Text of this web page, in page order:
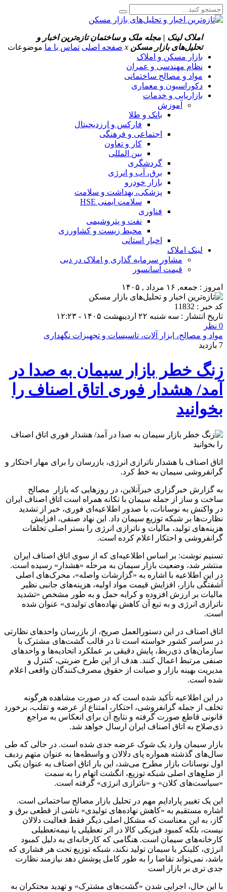
املاک لینک | مجله ملک و ساختمان تازه‌ترین اخبار و
تحلیل‌های بازار مسکن x صفحه اصلی تماس با ما موضوعات
بازار مسکن و املاک
نظام مهندسی و عمران
مواد و مصالح ساختمانی
دکوراسیون و معماری
بازاریابی و خدمات
آموزش
بانک و طلا
فارکس و ارزدیجیتال
اجتماعی و فرهنگی
کار و تعاون
بین المللی
گردشگری
برق، آب و انرژی
بازار خودرو
پزشکی، بهداشت و سلامت
سلامت ایمنی HSE
فناوری
نفت و پتروشیمی
محیط زیست و کشاورزی
اخبار استانی
لینک املاک
مشاور سرمایه گذاری و املاک در دبی
قیمت آسانسور
امروز : جمعه, ۱۶ مرداد , ۱۴۰۵
کد خبر : 11832
تاریخ انتشار : سه شنبه ۲۲ اردیبهشت ۱۴۰۵ - ۱۲:۲۳
0 نظر
مواد و مصالح، ابزار آلات، تاسیسات و تجهیزات نگهداری
7 بازدید
زنگ خطر بازار سیمان به صدا در
آمد/ هشدار فوری اتاق اصناف را
بخوانید
اتاق اصناف با هشدار ناترازی انرژی، بازرسان را برای مهار احتکار و
گرانفروشی سیمان به خط کرد.
به گزارش خبرگزاری خبرآنلاین، در روزهایی که بازار مصالح
ساخت و ساز از جمله سیمان با تکانه همراه است اتاق اصناف ایران
در واکنش به نوسانات، با صدور اطلاعیه‌ای فوری، خبر از تشدید
نظارت‌ها بر شبکه توزیع سیمان داد. این نهاد صنفی، افزایش
هزینه‌های تولید، مالیات و ناترازی انرژی را بستر اصلی تخلفات
گرانفروشی و احتکار اعلام کرده است.
تسنیم نوشت: بر اساس اطلاعیه‌ای که از سوی اتاق اصناف ایران
منتشر شد، وضعیت بازار سیمان به مرحله «هشدار» رسیده است.
در این اطلاعیه با اشاره به «گزارشات واصله»، محرک‌های اصلی
آشفتگی بازار، افزایش قیمت مواد اولیه، هزینه‌های جانبی نظیر
مالیات بر ارزش افزوده و کرایه حمل و به طور مشخص «تشدید
ناترازی انرژی و به تبع آن کاهش نهاده‌های تولیدی» عنوان شده
است.
اتاق اصناف در این دستورالعمل صریح، از بازرسان واحدهای نظارتی
در سراسر کشور خواسته است تا در قالب گشت‌های مشترک با
سازمان‌های ذی‌ربط، پایش دقیقی بر عملکرد اتحادیه‌ها و واحدهای
صنفی مرتبط اعمال کنند. هدف از این طرح ضربتی، کنترل و
مدیریت بهینه بازار و صیانت از حقوق مصرف‌کنندگان واقعی اعلام
شده است.
در این اطلاعیه تأکید شده است که در صورت مشاهده هرگونه
تخلف از جمله گرانفروشی، احتکار، امتناع از عرضه و تقلب، برخورد
قانونی قاطع صورت گرفته و نتایج آن برای انعکاس به مراجع
ذی‌صلاح به اتاق اصناف ایران ارسال خواهد شد.
بازار سیمان وارد یک شوک عرضه جدی شده است. در حالی که طی
سال‌های گذشته همواره پای دلالان و واسطه‌ها به عنوان متهم ردیف
اول نوسانات بازار مطرح می‌شد، این بار اتاق اصناف به عنوان یکی
از ضلع‌های اصلی شبکه توزیع، انگشت اتهام را به سمت
«سیاست‌های کلان» و «ناترازی انرژی» گرفته است.
این یک تغییر پارادایم مهم در تحلیل بازار مصالح ساختمانی است.
اشاره مستقیم به «کاهش نهاده‌های تولیدی» ناشی از قطعی برق و
گاز، به این معناست که مشکل اصلی دیگر فقط فعالیت دلالان
نیست، بلکه کمبود فیزیکی کالا در اثر تعطیلی یا نیمه‌تعطیلی
کارخانه‌های سیمان است. هنگامی که کارخانه‌ای به دلیل کمبود
انرژی، کلینکر یا سیمان تولید نکند، شبکه توزیع تحت هر فشاری که
باشد، نمی‌تواند تقاضا را به طور کامل پوشش دهد نیازمند نظارت
جدی تری بر بازار است
با این حال، اجرایی شدن «گشت‌های مشترک» و تهدید محتکران به